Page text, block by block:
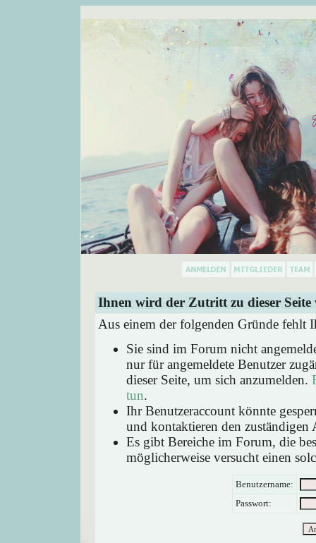
Ihnen wird der Zutritt zu dieser Seite
Aus einem der folgenden Gründe fehlt
Sie sind im Forum nicht
nur für angemeldete Benutzer
dieser Seite, um sich anzumelden.
tun.
Ihr Benutzeraccount könnte
und kontaktieren den zuständigen
Es gibt Bereiche im Forum, die
möglicherweise versucht einen
Benutzername:
Passwort: